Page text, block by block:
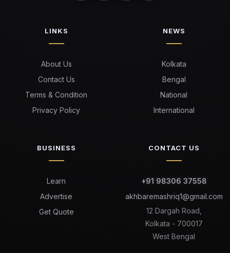
LINKS
About Us
Contact Us
Terms & Condition
Privacy Policy
NEWS
Kolkata
Bengal
National
International
BUSINESS
Learn
Advertise
Get Quote
CONTACT US
+91 98306 37558
akhbaremashriq1@gmail.com
12 Dargah Road,
Kolkata - 700017
West Bengal